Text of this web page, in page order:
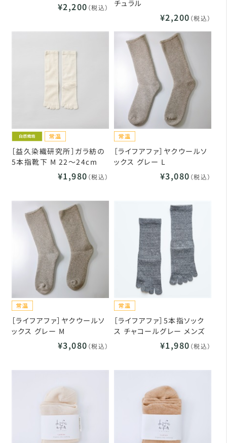
¥2,200 （税込）
チュラル
¥2,200 （税込）
［益久染織研究所］ガラ紡の
5本指靴下 M 22～24cm
¥1,980 （税込）
［ライフアファ］ヤクウールソ
ックス グレー L
¥3,080 （税込）
［ライフアファ］ヤクウールソ
ックス グレー M
¥3,080 （税込）
［ライフアファ］5本指ソック
ス チャコールグレー メンズ
¥1,980 （税込）